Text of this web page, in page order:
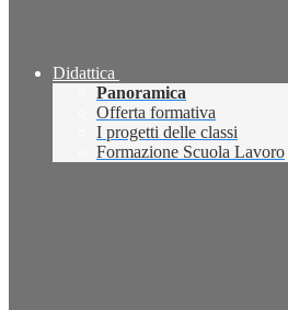
Didattica
Panoramica
Offerta formativa
I progetti delle classi
Formazione Scuola Lavoro